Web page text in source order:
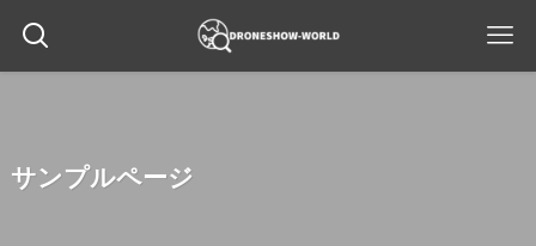
サンプルページ